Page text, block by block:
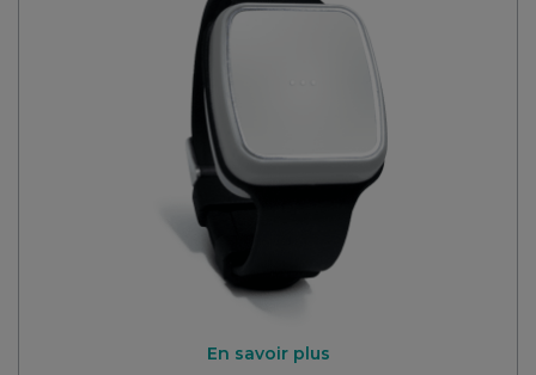
En savoir plus